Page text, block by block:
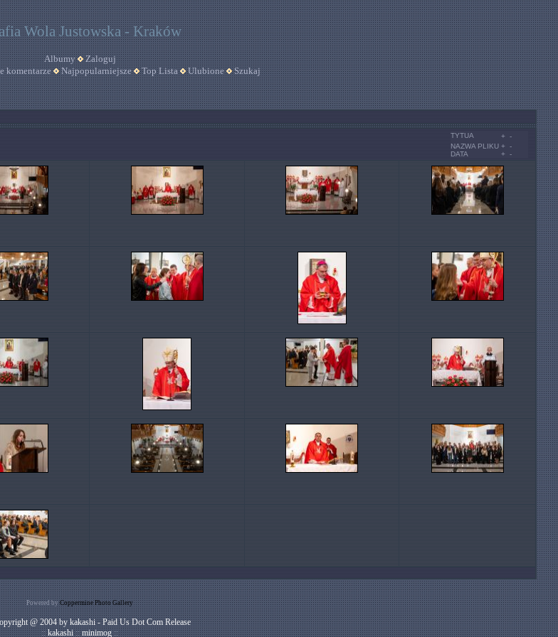
Wola Justowska - Kraków
Albumy
Zaloguj
komentarze Najpopularniejsze Top Lista Ulubione Szukaj
TYTUA +
-
NAZWA PLIKU +
-
DATA
+ -
Powered byCoppermine Photo Gallery
@ 2004 by kakashi - Paid Us Dot Com Release
::kakashi::minimog::